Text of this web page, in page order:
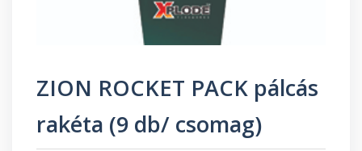
ZION ROCKET PACK pálcás
rakéta (9 db/ csomag)